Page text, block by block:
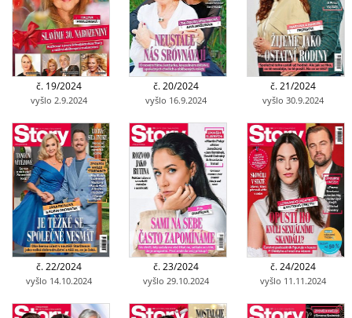
č. 19/2024
vyšlo 2.9.2024
č. 20/2024
vyšlo 16.9.2024
č. 21/2024
vyšlo 30.9.2024
č. 22/2024
vyšlo 14.10.2024
č. 23/2024
vyšlo 29.10.2024
č. 24/2024
vyšlo 11.11.2024